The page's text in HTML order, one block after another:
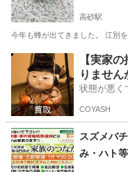
高砂駅
今年も蜂が出てきました。 江別
北海道 江別市 高砂駅
【実家
りません
状態が悪く
COYASH
スズメバ
み・ハト